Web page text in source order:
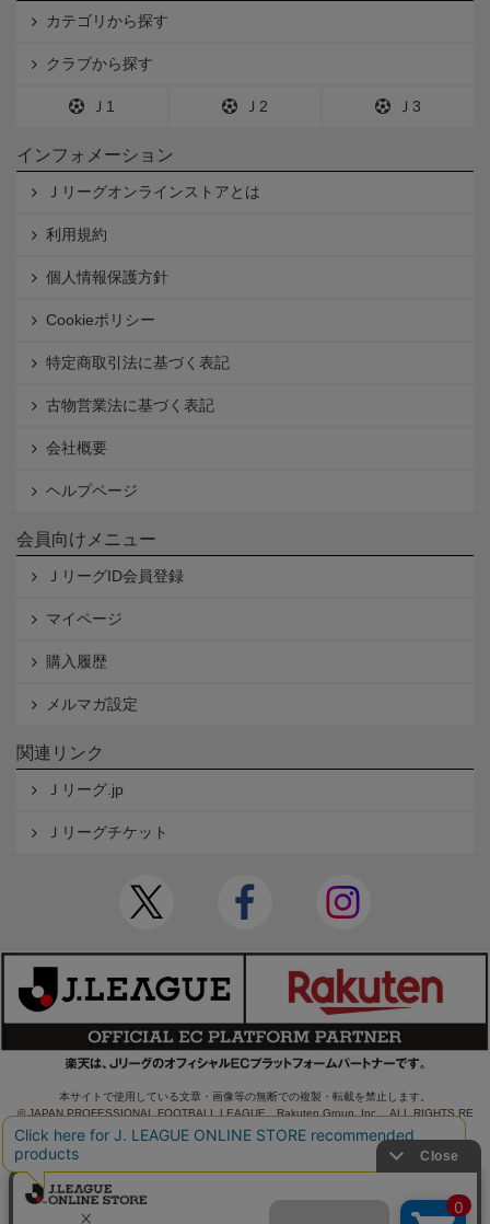
カテゴリから探す
クラブから探す
Ｊ1 Ｊ2 Ｊ3
インフォメーション
Ｊリーグオンラインストアとは
利用規約
個人情報保護方針
Cookieポリシー
特定商取引法に基づく表記
古物営業法に基づく表記
会社概要
ヘルプページ
会員向けメニュー
ＪリーグID会員登録
マイページ
購入履歴
メルマガ設定
関連リンク
Ｊリーグ.jp
Ｊリーグチケット
本サイトで使用している文章・画像等の無断での複製・転載を禁止します。
© JAPAN PROFESSIONAL FOOTBALL LEAGUE Rakuten Group, Inc. ALL RIGHTS RE
SERVED.